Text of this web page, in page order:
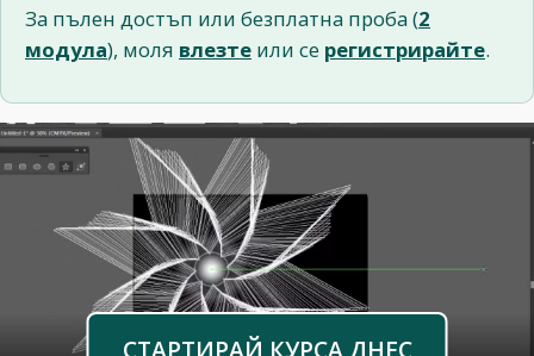
За пълен достъп или безплатна проба (2
модула), моля влезте или се регистрирайте.